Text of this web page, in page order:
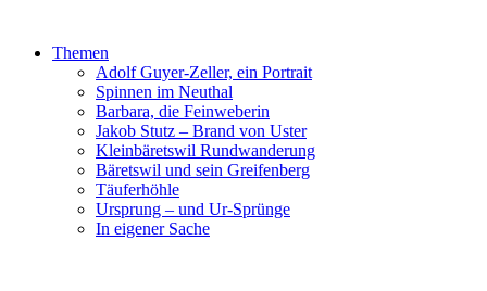
Themen
Adolf Guyer-Zeller, ein Portrait
Spinnen im Neuthal
Barbara, die Feinweberin
Jakob Stutz – Brand von Uster
Kleinbäretswil Rundwanderung
Bäretswil und sein Greifenberg
Täuferhöhle
Ursprung – und Ur-Sprünge
In eigener Sache